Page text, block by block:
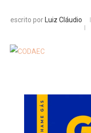
escrito por Luiz Cláudio